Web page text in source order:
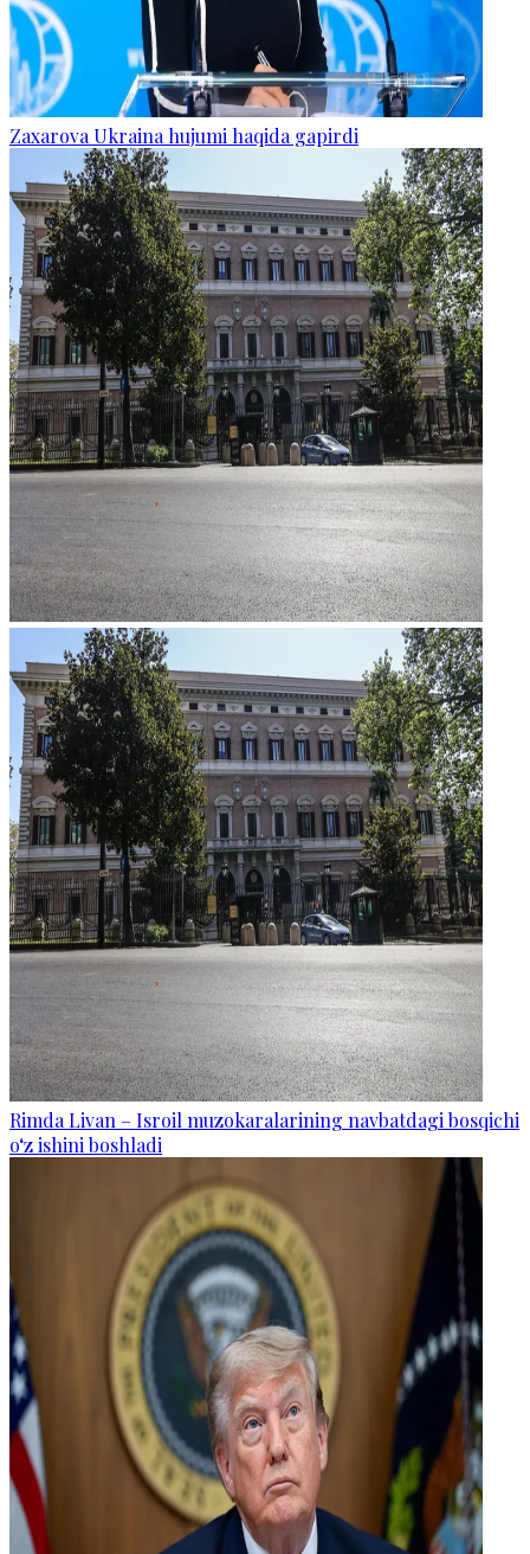
Zaxarova Ukraina hujumi haqida gapirdi
Rimda Livan – Isroil muzokaralarining navbatdagi bosqichi
o‘z ishini boshladi